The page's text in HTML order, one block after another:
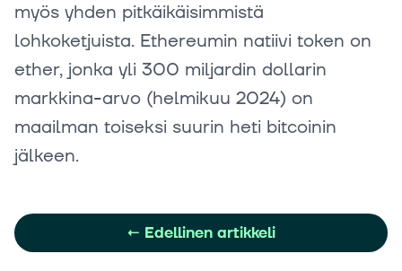
myös yhden pitkäikäisimmistä
lohkoketjuista. Ethereumin natiivi token on
ether, jonka yli 300 miljardin dollarin
markkina-arvo (helmikuu 2024) on
maailman toiseksi suurin heti bitcoinin
jälkeen.
← Edellinen artikkeli